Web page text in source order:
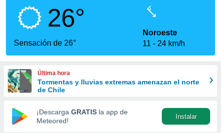
que se
calidad.
a este
las
y
forma
digital
basada
26°
Sensación de 26°
Noroeste
11
24 km/h
Última hora
Tormentas y lluvias extremas amenazan el norte
de Chile
¡Descarga GRATIS la app de
Meteored!
Instalar